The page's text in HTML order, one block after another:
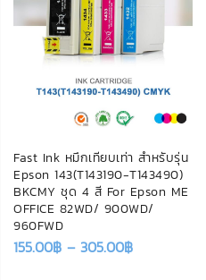
Fast Ink หมึกเทียบเท่า สำหรับรุ่น
Epson 143(T143190-T143490)
BKCMY ชุด 4 สี For Epson ME
OFFICE 82WD/ 900WD/
960FWD
155.00฿ – 305.00฿